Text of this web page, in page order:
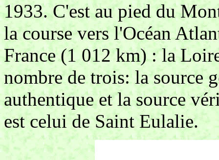
1933. C'est au pied du
la course vers l'Océan
France (1 012 km) : la
nombre de trois: la source
authentique et la source
est celui de Saint Eulalie.